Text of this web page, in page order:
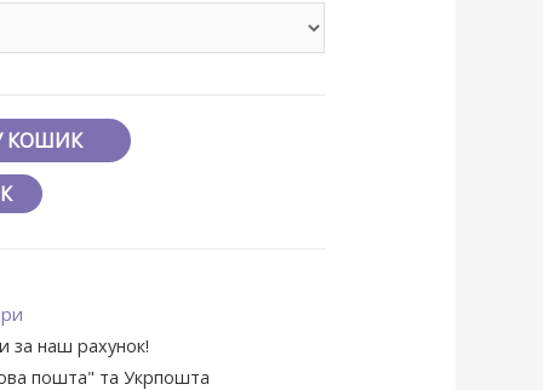
КОШИК
за наш рахунок!
пошта" та Укрпошта